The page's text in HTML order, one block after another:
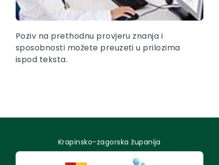
Poziv na prethodnu provjeru znanja i
sposobnosti možete preuzeti u prilozima
ispod teksta.
Krapinsko-zagorska županija